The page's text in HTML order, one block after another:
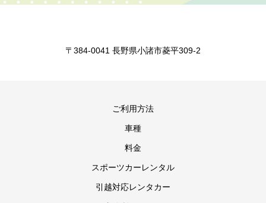
〒384-0041 長野県小諸市菱平309-2
ご利用方法
車種
料金
スポーツカーレンタル
引越対応レンタカー